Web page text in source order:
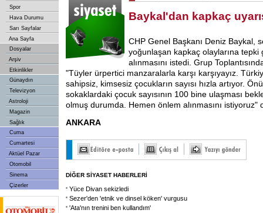
Spor
Hava Durumu
Sarı Sayfalar
Ana Sayfa
Dosyalar
Arşiv
Etkinlikler
Günaydın
Televizyon
Astroloji
Magazin
Sağlık
Cuma
Cumartesi
Aktüel Pazar
Otomobil
Sinema
Çizerler
Baykal'dan kapkaç
CHP Genel Başkanı Deniz Baykal,
yoğunlaşan kapkaç olaylarına tepki
alınmasını istedi. Grup
"Tüyler ürpertici manzaralarla karşı karşıyayız.
sahipsiz, kimsesiz çocukların sayısı hızla artıyor.
sokaklardaki çocuk sayısının 100 bine ulaşması
olmuş durumda. Hemen önlem alınmasını istiyoruz"
ANKARA
DİĞER SİYASET HABERLERİ
Yüce Divan sekizledi
Sezer'den 'etnik ve dinsel köken' vurgusu
'Ata'nın trenini ben kullandım'